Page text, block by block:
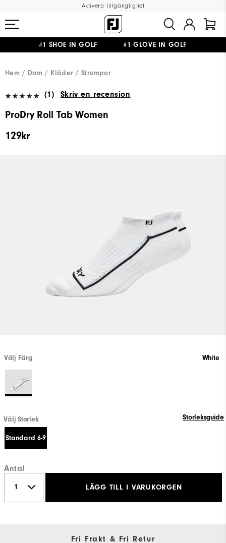
Aktivera tillgänglighet
#1 SHOE IN GOLF #1 GLOVE IN GOLF
Hem
Dam Kläder Strumpor
(1) Skriv en recension
ProDry Roll Tab Women
129kr
Välj Färg White
Välj Storlek Storleksguide
Standard 6-9
Antal
LÄGG TILL I VARUKORGEN
Fri Frakt & Fri Retur